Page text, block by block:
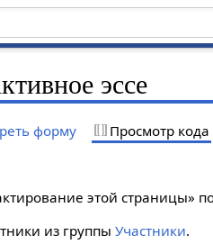
эссе
форму Просмотр кода
этой страницы»
из группыУчастники.